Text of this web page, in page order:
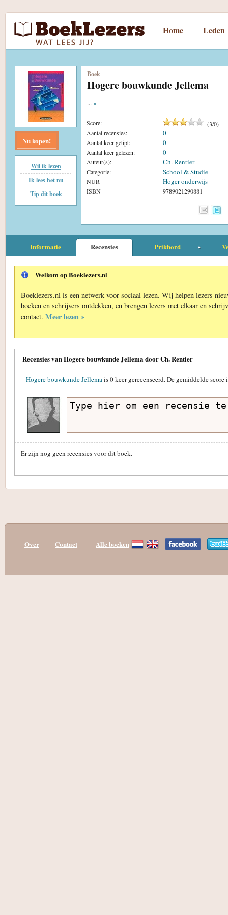
Home Leden
Nu kopen!
Wil ik lezen
Ik lees het nu
Tip dit boek
Boek
Hogere bouwkunde Jellema
... «
Score: (3/0)
Aantal recensies:
0
Aantal keer getipt: 0
Aantal keer gelezen: 0
Auteur(s): Ch. Rentier
Categorie: School & Studie
NUR Hoger onderwijs
ISBN 9789021290881
Informatie Recensies Prikbord
Welkom op Boeklezers.nl
Boeklezers.nl is een netwerk voor sociaal lezen. Wij helpen lezers
boeken en schrijvers ontdekken, en brengen lezers met elkaar en
contact. Meer lezen »
Recensies van Hogere bouwkunde Jellema door Ch. Rentier
Hogere bouwkunde Jellema is0keer gerecenseerd. De gemiddelde score
Er zijn nog geen recensies voor dit boek.
Over Contact Alle boeken